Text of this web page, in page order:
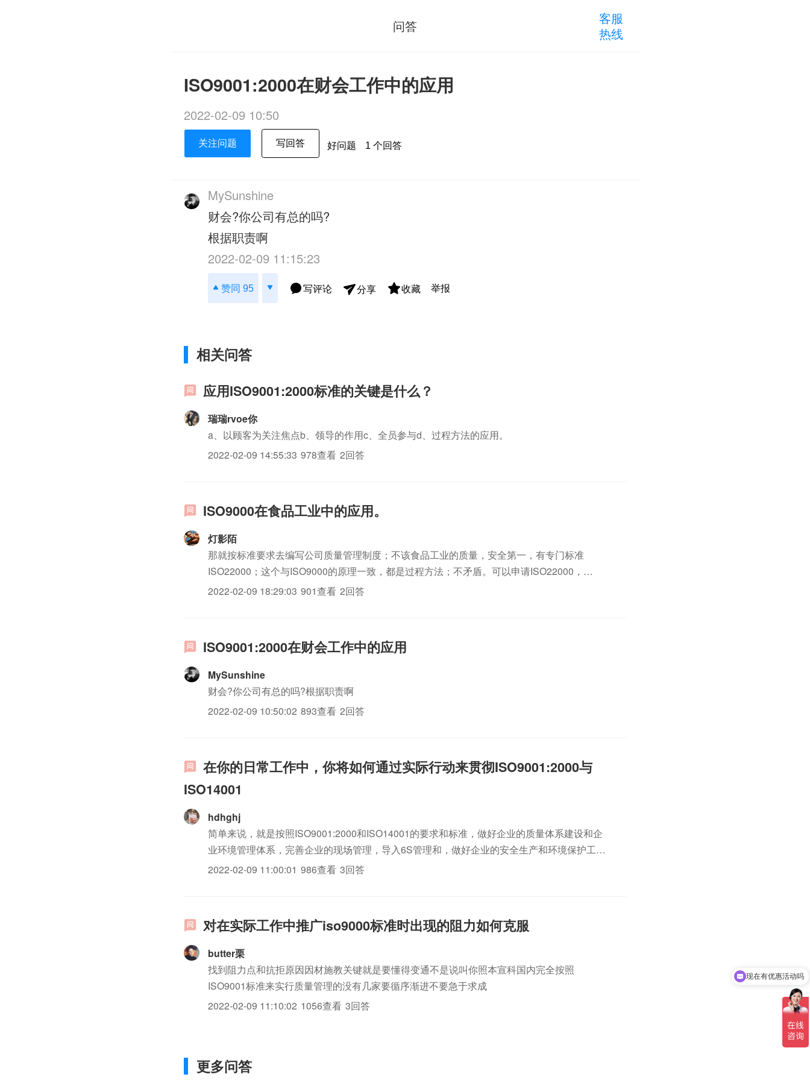
问答
客服
热线
ISO9001:2000在财会工作中的应用
2022-02-09 10:50
关注问题 写回答 好问题 1 个回答
MySunshine
财会?你公司有总的吗?
根据职责啊
2022-02-09 11:15:23
赞同 95 写评论 分享 收藏 举报
相关问答
应用ISO9001:2000标准的关键是什么？
瑞瑞rvoe你
a、以顾客为关注焦点b、领导的作用c、全员参与d、过程方法的应用。
2022-02-09 14:55:33 978查看 2回答
ISO9000在食品工业中的应用。
灯影陌
那就按标准要求去编写公司质量管理制度；不该食品工业的质量，安全第一，有专门标准
ISO22000；这个与ISO9000的原理一致，都是过程方法；不矛盾。可以申请ISO22000，
ISO9001同时认证。
2022-02-09 18:29:03 901查看 2回答
ISO9001:2000在财会工作中的应用
MySunshine
财会?你公司有总的吗?根据职责啊
2022-02-09 10:50:02 893查看 2回答
在你的日常工作中，你将如何通过实际行动来贯彻ISO9001:2000与
ISO14001
hdhghj
简单来说，就是按照ISO9001:2000和ISO14001的要求和标准，做好企业的质量体系建设和企
业环境管理体系，完善企业的现场管理，导入6S管理和，做好企业的安全生产和环境保护工
作，以高度的企业社会责任感和公德心来做好这两个体系，如果要深入展开，足够写一篇论文
2022-02-09 11:00:01 986查看 3回答
对在实际工作中推广iso9000标准时出现的阻力如何克服
butter栗
找到阻力点和抗拒原因因材施教关键就是要懂得变通不是说叫你照本宣科国内完全按照
ISO9001标准来实行质量管理的没有几家要循序渐进不要急于求成
2022-02-09 11:10:02 1056查看 3回答
更多问答
可以介绍下你们的产品么